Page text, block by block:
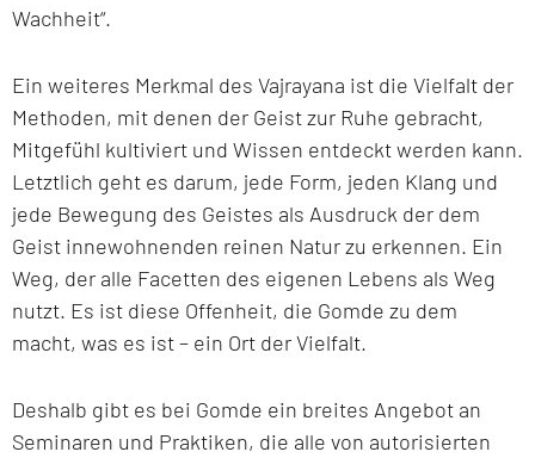
Wachheit“.
Ein weiteres Merkmal des Vajrayana ist die Vielfalt der
Methoden, mit denen der Geist zur Ruhe gebracht,
Mitgefühl kultiviert und Wissen entdeckt werden kann.
Letztlich geht es darum, jede Form, jeden Klang und
jede Bewegung des Geistes als Ausdruck der dem
Geist innewohnenden reinen Natur zu erkennen. Ein
Weg, der alle Facetten des eigenen Lebens als Weg
nutzt. Es ist diese Offenheit, die Gomde zu dem
macht, was es ist – ein Ort der Vielfalt.
Deshalb gibt es bei Gomde ein breites Angebot an
Seminaren und Praktiken, die alle von autorisierten